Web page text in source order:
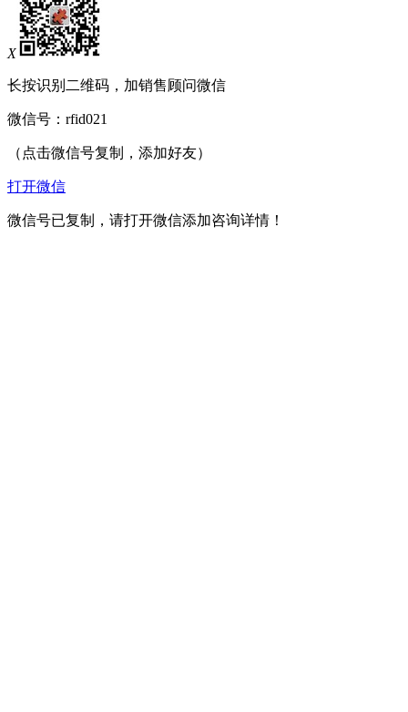
X
长按识别二维码，加销售顾问微信
微信号： rfid021
（点击微信号复制，添加好友）
打开微信
微信号已复制，请打开微信添加咨询详情！